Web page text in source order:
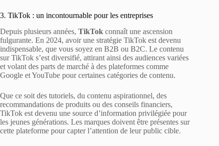
3. TikTok : un incontournable pour les entreprises
Depuis plusieurs années, TikTok connaît une ascension
fulgurante. En 2024, avoir une stratégie TikTok est devenu
indispensable, que vous soyez en B2B ou B2C. Le contenu
sur TikTok s’est diversifié, attirant ainsi des audiences variées
et volant des parts de marché à des plateformes comme
Google et YouTube pour certaines catégories de contenu.
Que ce soit des tutoriels, du contenu aspirationnel, des
recommandations de produits ou des conseils financiers,
TikTok est devenu une source d’information privilégiée pour
les jeunes générations. Les marques doivent être présentes sur
cette plateforme pour capter l’attention de leur public cible.